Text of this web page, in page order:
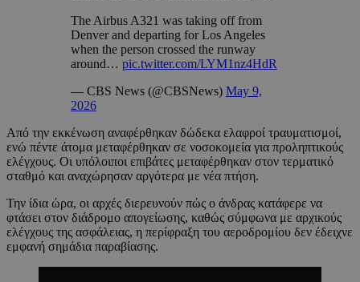
The Airbus A321 was taking off from
Denver and departing for Los Angeles
when the person crossed the runway
around… pic.twitter.com/LYM1nz4HdR
— CBS News (@CBSNews) May 9,
2026
Από την εκκένωση αναφέρθηκαν δώδεκα ελαφροί τραυματισμοί,
ενώ πέντε άτομα μεταφέρθηκαν σε νοσοκομεία για προληπτικούς
ελέγχους. Οι υπόλοιποι επιβάτες μεταφέρθηκαν στον τερματικό
σταθμό και αναχώρησαν αργότερα με νέα πτήση.
Την ίδια ώρα, οι αρχές διερευνούν πώς ο άνδρας κατάφερε να
φτάσει στον διάδρομο απογείωσης, καθώς σύμφωνα με αρχικούς
ελέγχους της ασφάλειας, η περίφραξη του αεροδρομίου δεν έδειχνε
εμφανή σημάδια παραβίασης.